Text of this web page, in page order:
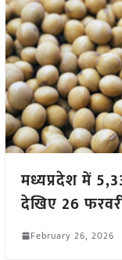
मध्यप्रदेश में
देखिए 26
February 26, 2026